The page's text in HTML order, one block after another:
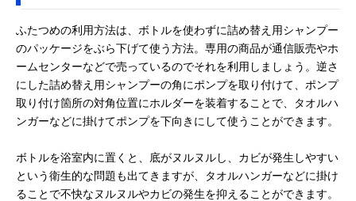
ふたつめの利用方法は、ボトルを使わずに詰め替え用シャンプー
のパッケージをぶら下げて使う方法。専用の商品が通信販売やホ
ームセンターなどで売っているのでそれを利用しましょう。逆さ
にした詰め替え用シャンプーの角にポンプを取り付けて、ポンプ
取り付け箇所の対角位置にホルダーを装着することで、タオルハ
ンガーなどに掛けてポンプを下向きにして使うことができます。
ボトルを浴室内に置くと、底がヌルヌルし、カビが発生しやすい
という衛生的な問題も出てきますが、タオルハンガーなどに掛け
ることで不快なヌルヌルやカビの発生を抑えることができます。